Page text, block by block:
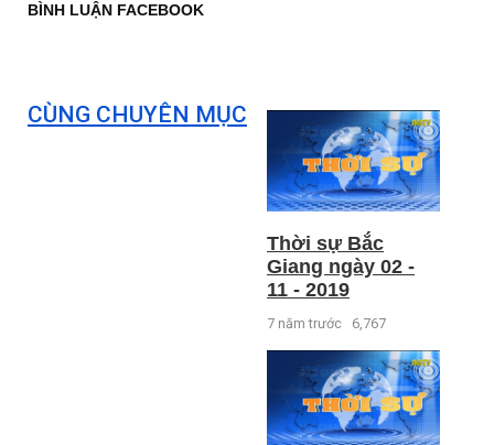
BÌNH LUẬN FACEBOOK
CÙNG CHUYÊN MỤC
Thời sự Bắc
Giang ngày 02 -
11 - 2019
7 năm trước 6,767